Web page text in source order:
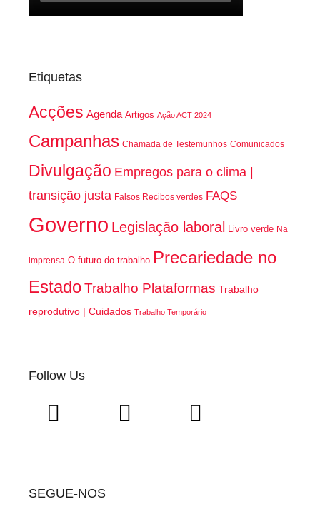
Etiquetas
Acções Agenda Artigos Ação ACT 2024
Campanhas Chamada de Testemunhos Comunicados
Divulgação Empregos para o clima |
transição justa Falsos Recibos verdes FAQS
Governo Legislação laboral Livro verde Na
imprensa O futuro do trabalho Precariedade no
EstadoTrabalho Plataformas Trabalho
reprodutivo | Cuidados Trabalho Temporário
Follow Us
SEGUE-NOS